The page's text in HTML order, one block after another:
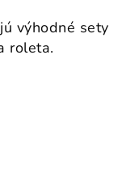
výhodné sety
roleta.